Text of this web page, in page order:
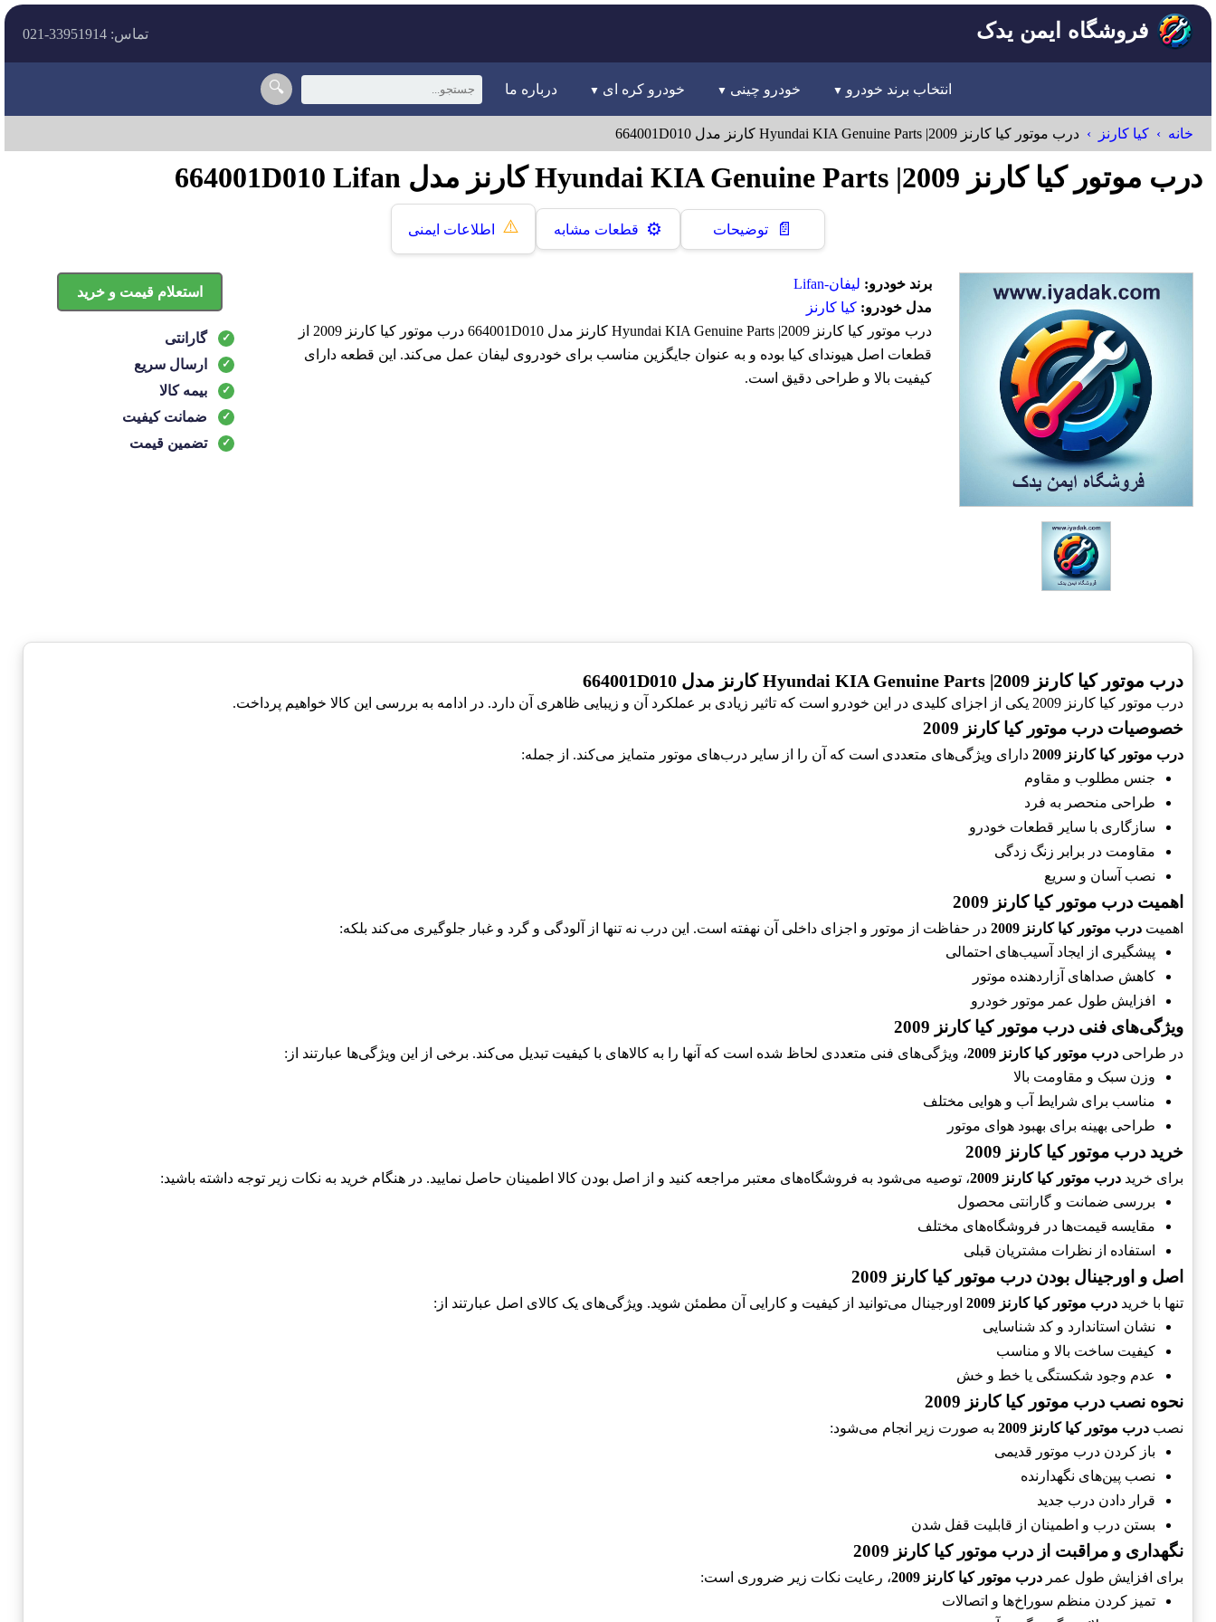
فروشگاه ایمن یدک تماس: 33951914-021
🔍 انتخاب برند خودرو خودرو چینی خودرو کره ای درباره ما
خانه کیا کارنز درب موتور کیا کارنز 2009| Hyundai KIA Genuine Parts کارنز مدل 664001D010
درب موتور کیا کارنز 2009| Hyundai KIA Genuine Parts کارنز مدل 664001D010 Lifan
📄 توضیحات ⚙️ قطعات مشابه ⚠️ اطلاعات ایمنی
برند خودرو: لیفان-Lifan
مدل خودرو: کیا کارنز
درب موتور کیا کارنز 2009| Hyundai KIA Genuine Parts کارنز مدل 664001D010 درب موتور کیا کارنز 2009 از
قطعات اصل هیوندای کیا بوده و به عنوان جایگزین مناسب برای خودروی لیفان عمل می‌کند. این قطعه دارای
کیفیت بالا و طراحی دقیق است.
استعلام قیمت و خرید
گارانتی
ارسال سریع
بیمه کالا
ضمانت کیفیت
تضمین قیمت
درب موتور کیا کارنز 2009| Hyundai KIA Genuine Parts کارنز مدل 664001D010
درب موتور کیا کارنز 2009 یکی از اجزای کلیدی در این خودرو است که تاثیر زیادی بر عملکرد آن و زیبایی ظاهری آن دارد. در ادامه به بررسی این کالا خواهیم پرداخت.
خصوصیات درب موتور کیا کارنز 2009
درب موتور کیا کارنز 2009
دارای ویژگی‌های متعددی است که آن را از سایر درب‌های موتور متمایز می‌کند. از جمله:
جنس مطلوب و مقاوم
طراحی منحصر به فرد
سازگاری با سایر قطعات خودرو
مقاومت در برابر زنگ زدگی
نصب آسان و سریع
اهمیت درب موتور کیا کارنز 2009
اهمیت درب موتور کیا کارنز 2009
در حفاظت از موتور و اجزای داخلی آن نهفته است. این درب نه تنها از آلودگی و گرد و غبار جلوگیری می‌کند بلکه:
پیشگیری از ایجاد آسیب‌های احتمالی
کاهش صداهای آزاردهنده موتور
افزایش طول عمر موتور خودرو
ویژگی‌های فنی درب موتور کیا کارنز 2009
در طراحی درب موتور کیا کارنز 2009
، ویژگی‌های فنی متعددی لحاظ شده است که آنها را به کالاهای با کیفیت تبدیل می‌کند. برخی از این ویژگی‌ها عبارتند از:
وزن سبک و مقاومت بالا
مناسب برای شرایط آب و هوایی مختلف
طراحی بهینه برای بهبود هوای موتور
خرید درب موتور کیا کارنز 2009
برای خرید درب موتور کیا کارنز 2009
، توصیه می‌شود به فروشگاه‌های معتبر مراجعه کنید و از اصل بودن کالا اطمینان حاصل نمایید. در هنگام خرید به نکات زیر توجه داشته باشید:
بررسی ضمانت و گارانتی محصول
مقایسه قیمت‌ها در فروشگاه‌های مختلف
استفاده از نظرات مشتریان قبلی
اصل و اورجینال بودن درب موتور کیا کارنز 2009
تنها با خرید درب موتور کیا کارنز 2009
اورجینال می‌توانید از کیفیت و کارایی آن مطمئن شوید. ویژگی‌های یک کالای اصل عبارتند از:
نشان استاندارد و کد شناسایی
کیفیت ساخت بالا و مناسب
عدم وجود شکستگی یا خط و خش
نحوه نصب درب موتور کیا کارنز 2009
نصب درب موتور کیا کارنز 2009
به صورت زیر انجام می‌شود:
باز کردن درب موتور قدیمی
نصب پین‌های نگهدارنده
قرار دادن درب جدید
بستن درب و اطمینان از قابلیت قفل شدن
نگهداری و مراقبت از درب موتور کیا کارنز 2009
برای افزایش طول عمر درب موتور کیا کارنز 2009
، رعایت نکات زیر ضروری است:
تمیز کردن منظم سوراخ‌ها و اتصالات